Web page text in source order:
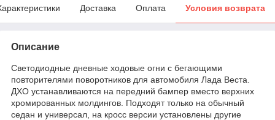
Доставка Оплата Условия возврата
Описание
Светодиодные дневные ходовые огни с бегающими
повторителями поворотников для автомобиля Лада Веста.
ДХО устанавливаются на передний бампер вместо верхних
хромированных молдингов. Подходят только на обычный
седан и универсал, на кросс версии установлены другие